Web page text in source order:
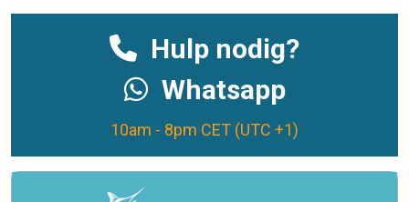
Hulp nodig?
Whatsapp
10am - 8pm CET (UTC +1)